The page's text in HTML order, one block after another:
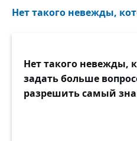
Нет такого невежды,
Нет такого невежды,
задать больше
разрешить самый